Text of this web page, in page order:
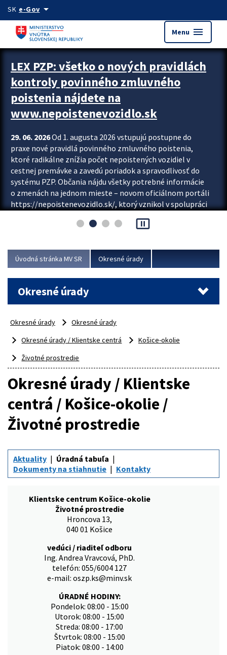
Preskocit na hlavný obsah
SK e-Govarrow_drop_down
Menu menu
Zastavit automatický posun upútavok
LEX PZP: všetko o nových pravidlách
kontroly povinného zmluvného
poistenia nájdete na
www.nepoistenevozidlo.sk
29. 06. 2026Od 1. augusta 2026 vstupujú postupne do
praxe nové pravidlá povinného zmluvného poistenia,
ktoré radikálne znížia počet nepoistených vozidiel v
cestnej premávke a zavedú poriadok a spravodlivosť do
systému PZP. Občania nájdu všetky potrebné informácie
o zmenách na jednom mieste – novom oficiálnom portáli
https://nepoistenevozidlo.sk/, ktorý vznikol v spolupráci
asociácie poisťovní (SLASPO) a Ministerstva vnútra SR.
Viac
pause_presentation
Úvodná stránka MV SR Okresné úrady
Okresné úrady
Okresné úrady
Okresné úrady
Okresné úrady / Klientske centrá
Košice-okolie
Životné prostredie
Okresné úrady / Klientske
centrá / Košice-okolie /
Životné prostredie
Aktuality
Úradná tabuľa
Dokumenty na stiahnutie
Kontakty
Klientske centrum Košice-okolie
Životné prostredie
Hroncova 13,
040 01 Košice
vedúci / riaditeľ odboru
Ing. Andrea Vravcová, PhD.
telefón: 055/6004 127
e-mail: oszp.ks@minv.sk
ÚRADNÉ HODINY:
Pondelok: 08:00 - 15:00
Utorok: 08:00 - 15:00
Streda: 08:00 - 17:00
Štvrtok: 08:00 - 15:00
Piatok: 08:00 - 14:00